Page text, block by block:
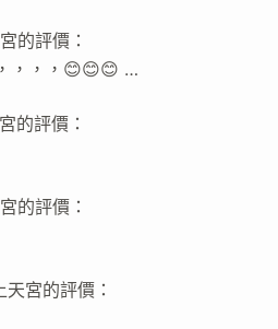
的評價：
，，，😊😊😊 …
的評價：
的評價：
宮的評價：